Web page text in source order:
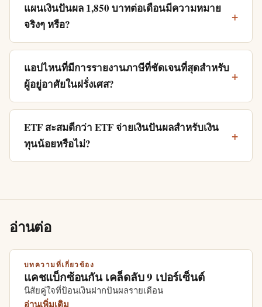
แผนเงินปันผล 1,850 บาทต่อเดือนมีความหมาย
จริงๆ หรือ?
แอปไหนที่มีการรายงานภาษีที่ชัดเจนที่สุดสำหรับ
ผู้อยู่อาศัยในฝรั่งเศส?
ETF สะสมดีกว่า ETF จ่ายเงินปันผลสำหรับเงิน
ทุนน้อยหรือไม่?
อ่านต่อ
บทความที่เกี่ยวข้อง
แคชแบ็กซ้อนกัน เคล็ดลับ 9 เปอร์เซ็นต์
นิสัยคู่ใจที่ป้อนเงินฝากปันผลรายเดือน
อ่านเพิ่มเติม